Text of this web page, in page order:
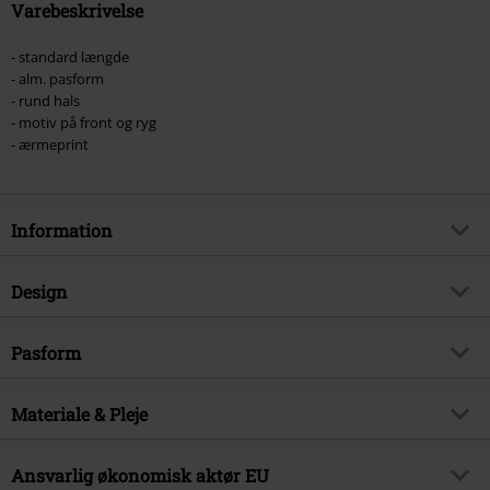
Varebeskrivelse
- standard længde
- alm. pasform
- rund hals
- motiv på front og ryg
- ærmeprint
Information
Artikelnr.
Musikgenre
Band
Tool
Design
Produkttype
Tryk
Detaljer
Trykt i siden, Trykt på fronten,
Pasform
Pasform, toppe
Materiale & Pleje
Ydermateriale
100% Bomuld
Ansvarlig økonomisk aktør EU